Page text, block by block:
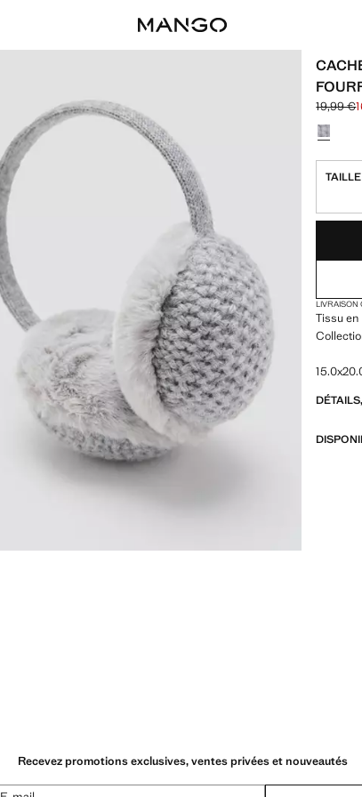
Prix
19,99 €
Prix
LIVRAISON
Tissu
Recevez promotions exclusives, ventes privées et nouveautés